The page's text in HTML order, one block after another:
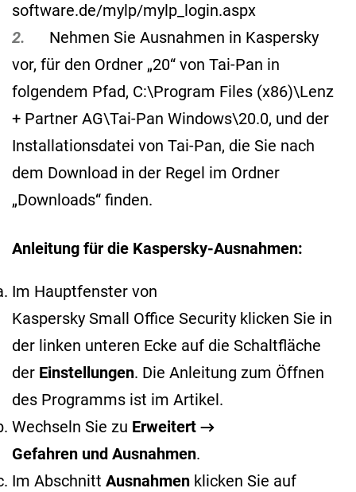
software.de/mylp/mylp_login.aspx
2.
Nehmen Sie Ausnahmen in Kaspersky
vor, für den Ordner „20“ von Tai-Pan in
folgendem Pfad, C:\Program Files (x86)\Lenz
+ Partner AG\Tai-Pan Windows\20.0, und der
Installationsdatei von Tai-Pan, die Sie nach
dem Download in der Regel im Ordner
„Downloads“ finden.
Anleitung für die Kaspersky-Ausnahmen:
Im Hauptfenster von
Kaspersky Small Office Security klicken Sie in
der linken unteren Ecke auf die Schaltfläche
der Einstellungen. Die Anleitung zum Öffnen
des Programms ist im Artikel.
Wechseln Sie zu Erweitert →
Gefahren und Ausnahmen.
Im Abschnitt Ausnahmen klicken Sie auf